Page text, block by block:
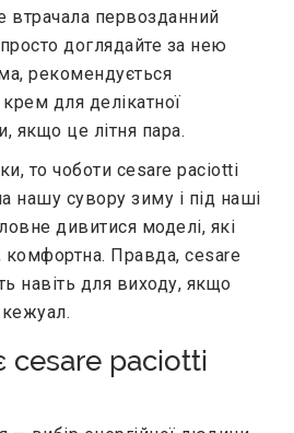
втрачала первозданний
доглядайте за нею
рекомендується
для делікатної
якщо це літня пара.
то чоботи cesare paciotti
нашу сувору зиму і під наші
дивитися моделі, які
комфортна. Правда, cesare
навіть для виходу, якщо
кежуал.
paciotti